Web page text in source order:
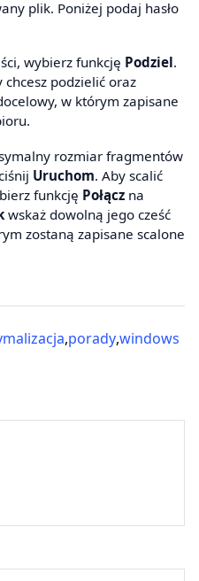
plik. Poniżej podaj hasło
wybierz funkcję Podziel.
podzielić oraz
w którym zapisane
rozmiar fragmentów
Uruchom. Aby scalić
funkcję Połącz na
wskaż dowolną jego cześć
zostaną zapisane scalone
,porady,windows